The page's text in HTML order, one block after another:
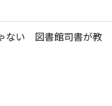
ない 図書館司書が教